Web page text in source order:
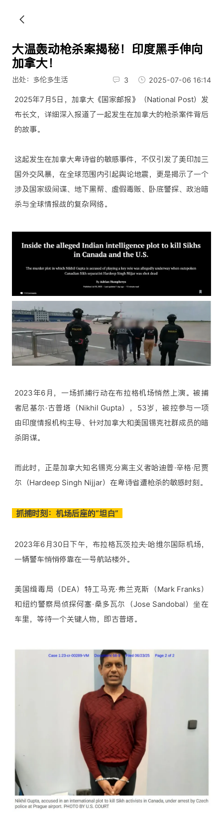
大温轰动枪杀案揭秘！印度黑手伸向
加拿大！
出处：多伦多生活 3 2025-07-06 16:14
2025年7月5日，加拿大《国家邮报》（National Post）发
布长文，详细深入报道了一起发生在加拿大的枪杀案件背后
的故事。
这起发生在加拿大卑诗省的敏感事件，不仅引发了美印加三
国外交风暴，在全球范围内引起舆论地震，更是揭示了一个
涉及国家级间谍、地下黑帮、虚假毒贩、卧底警探、政治暗
杀与全球情报战的复杂网络。
2023年6月，一场抓捕行动在布拉格机场悄然上演。被捕
者尼基尔·古普塔（Nikhil Gupta），53岁，被控参与一项
由印度情报机构主导、针对加拿大和美国锡克社群成员的暗
杀阴谋。
而此时，正是加拿大知名锡克分离主义者哈迪普·辛格·尼贾
尔（Hardeep Singh Nijjar）在卑诗省遭枪杀的敏感时刻。
抓捕时刻：机场后座的“坦白”
2023年6月30日下午，布拉格瓦茨拉夫·哈维尔国际机场，
一辆警车悄悄停靠在一号航站楼外。
美国缉毒局（DEA）特工马克·弗兰克斯（Mark Franks）
和纽约警察局侦探何塞·桑多瓦尔（Jose Sandobal）坐在
车里，等待一个关键人物，即古普塔。